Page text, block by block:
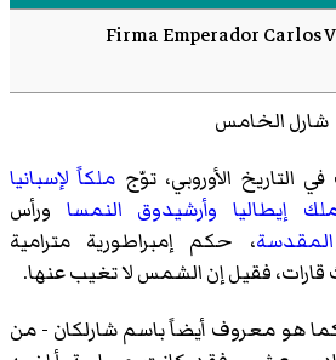
شارل الخامس
الأوروبي، توّج ملكاً لإسبانيا
إيطاليا وأرشيدوق النمسا ورأس
المقدسة، حكم إمبراطورية مترامية
قارات، فقيل إن الشمس لا تغيب عنها.
هو معروف أيضاً باسم شارلكان - من